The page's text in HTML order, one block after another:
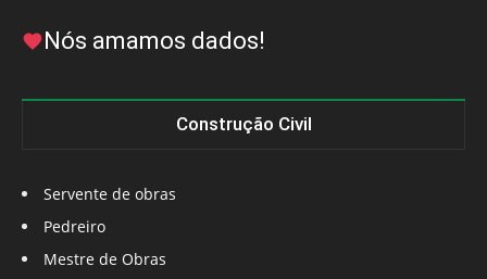
Nós amamos dados!
Construção Civil
Servente de obras
Pedreiro
Mestre de Obras